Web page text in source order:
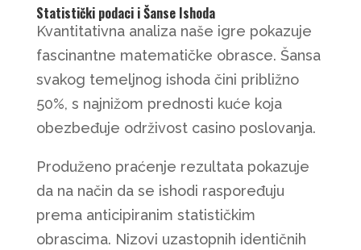
Statistički podaci i Šanse Ishoda
Kvantitativna analiza naše igre pokazuje
fascinantne matematičke obrasce. Šansa
svakog temeljnog ishoda čini približno
50%, s najnižom prednosti kuće koja
obezbeđuje održivost casino poslovanja.
Produženo praćenje rezultata pokazuje
da na način da se ishodi raspoređuju
prema anticipiranim statističkim
obrascima. Nizovi uzastopnih identičnih